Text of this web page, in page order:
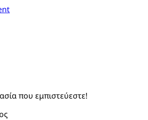
που εμπιστεύεστε!